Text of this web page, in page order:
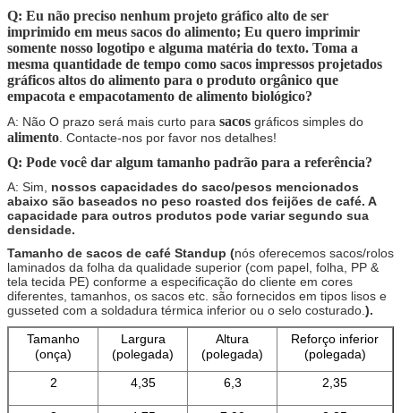
Q: Eu não preciso nenhum projeto gráfico alto de ser
imprimido em meus sacos do alimento; Eu quero imprimir
somente nosso logotipo e alguma matéria do texto. Toma a
mesma quantidade de tempo como sacos impressos projetados
gráficos altos do alimento para o produto orgânico que
empacota e empacotamento de alimento biológico?
A: Não O prazo será mais curto para sacos gráficos simples do
alimento . Contacte-nos por favor nos detalhes!
Q: Pode você dar algum tamanho padrão para a referência?
A: Sim, nossos capacidades do saco/pesos mencionados
abaixo são baseados no peso roasted dos feijões de café. A
capacidade para outros produtos pode variar segundo sua
densidade.
Tamanho de sacos de café Standup (nós oferecemos sacos/rolos
laminados da folha da qualidade superior (com papel, folha, PP &
tela tecida PE) conforme a especificação do cliente em cores
diferentes, tamanhos, os sacos etc. são fornecidos em tipos lisos e
gusseted com a soldadura térmica inferior ou o selo costurado. ).
Tamanho
(onça)
Largura
(polegada)
Altura
(polegada)
Reforço inferior
(polegada)
2
4,35 6,3 2,35